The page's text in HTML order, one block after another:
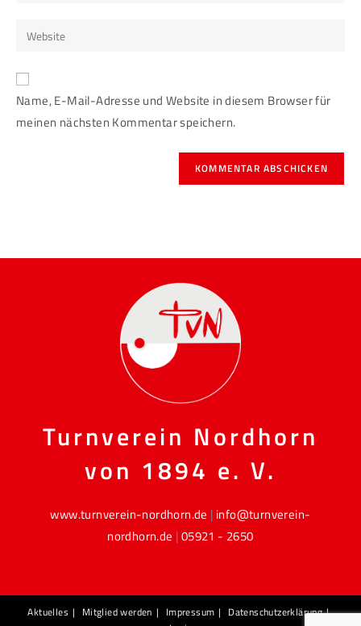
Name, E-Mail-Adresse und Website in diesem Browser für
meinen nächsten Kommentar speichern.
Turnverein Nordhorn
von 1894 e. V.
www.turnverein-nordhorn.de | info@turnverein-
nordhorn.de |05921 - 2650
Aktuelles Mitglied werden Impressum
Datenschutzerklärung